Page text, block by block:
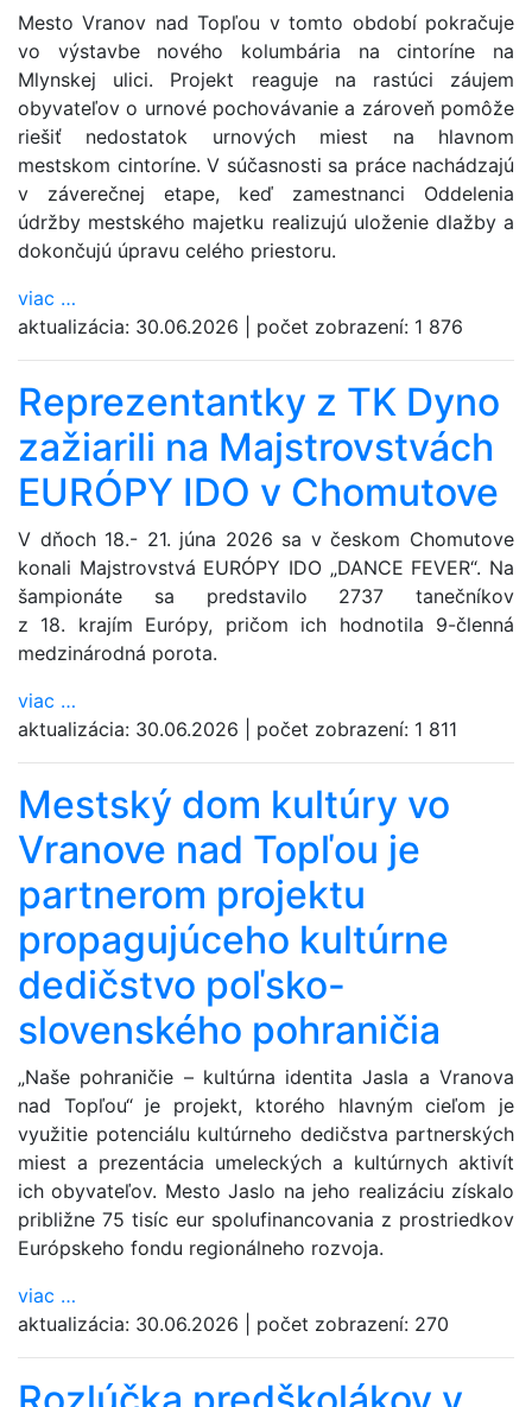
Mesto Vranov nad Topľou v tomto období pokračuje
vo výstavbe nového kolumbária na cintoríne na
Mlynskej ulici. Projekt reaguje na rastúci záujem
obyvateľov o urnové pochovávanie a zároveň pomôže
riešiť nedostatok urnových miest na hlavnom
mestskom cintoríne. V súčasnosti sa práce nachádzajú
v záverečnej etape, keď zamestnanci Oddelenia
údržby mestského majetku realizujú uloženie dlažby a
dokončujú úpravu celého priestoru.
viac …
aktualizácia: 30.06.2026 počet zobrazení: 1 876
Reprezentantky z TK Dyno
zažiarili na Majstrovstvách
EURÓPY IDO v Chomutove
V dňoch 18.- 21. júna 2026 sa v českom Chomutove
konali Majstrovstvá EURÓPY IDO „DANCE FEVER“. Na
šampionáte sa predstavilo 2737 tanečníkov
z 18. krajím Európy, pričom ich hodnotila 9-členná
medzinárodná porota.
viac …
aktualizácia: 30.06.2026 počet zobrazení: 1 811
Mestský dom kultúry vo
Vranove nad Topľou je
partnerom projektu
propagujúceho kultúrne
dedičstvo poľsko-
slovenského pohraničia
„Naše pohraničie – kultúrna identita Jasla a Vranova
nad Topľou“ je projekt, ktorého hlavným cieľom je
využitie potenciálu kultúrneho dedičstva partnerských
miest a prezentácia umeleckých a kultúrnych aktivít
ich obyvateľov. Mesto Jaslo na jeho realizáciu získalo
približne 75 tisíc eur spolufinancovania z prostriedkov
Európskeho fondu regionálneho rozvoja.
viac …
aktualizácia: 30.06.2026 počet zobrazení: 270